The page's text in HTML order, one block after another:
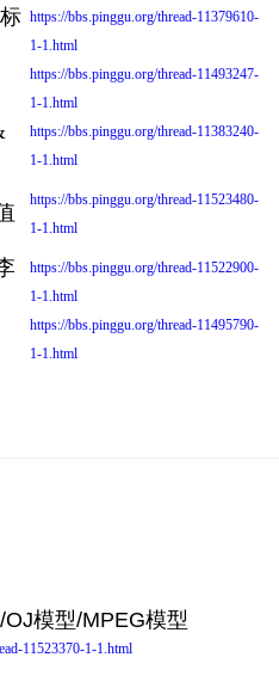
https://bbs.pinggu.org/thread-11379610-
1-1.html
https://bbs.pinggu.org/thread-11493247-
1-1.html
https://bbs.pinggu.org/thread-11383240-
1-1.html
https://bbs.pinggu.org/thread-11523480-
1-1.html
https://bbs.pinggu.org/thread-11522900-
1-1.html
https://bbs.pinggu.org/thread-11495790-
1-1.html
模型/MPEG模型
11523370-1-1.html